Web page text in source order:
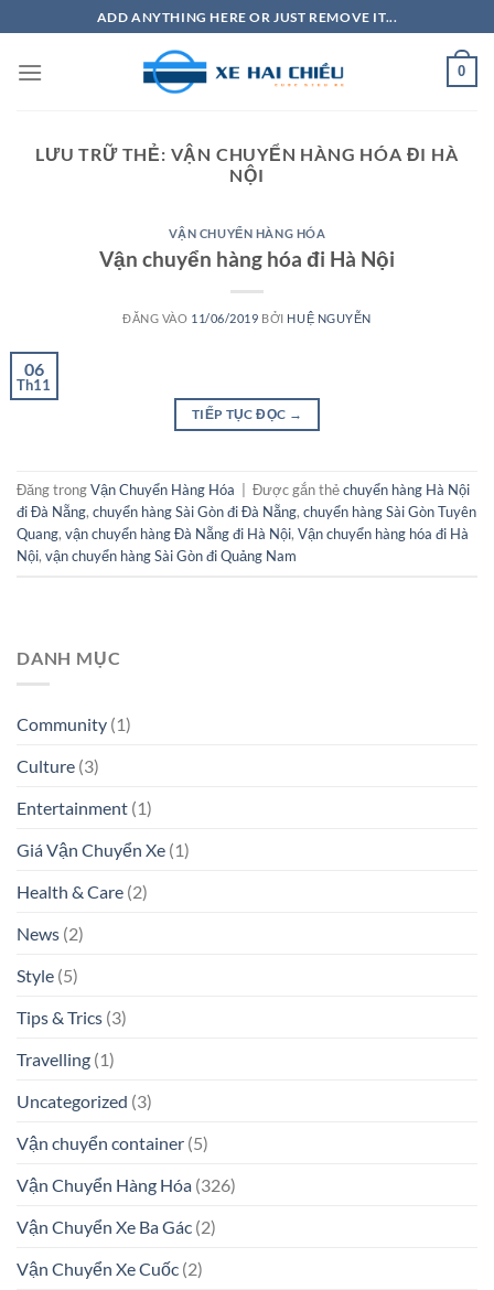
qua
nội
ADD ANYTHING HERE OR JUST REMOVE IT...
0
LƯU TRỮ THẺ: VẬN CHUYỂN HÀNG HÓA ĐI HÀ
NỘI
VẬN CHUYỂN HÀNG HÓA
Vận chuyển hàng hóa đi Hà Nội
ĐĂNG VÀO 11/06/2019 BỞI HUỆ NGUYỄN
06
Th11
TIẾP TỤC ĐỌC →
Đăng trongVận Chuyển Hàng Hóa Được gắn thẻchuyển hàng Hà Nội
đi Đà Nẵng, chuyển hàng Sài Gòn đi Đà Nẵng, chuyển hàng Sài Gòn Tuyên
Quang, vận chuyển hàng Đà Nẵng đi Hà Nội, Vận chuyển hàng hóa đi Hà
Nội, vận chuyển hàng Sài Gòn đi Quảng Nam
DANH MỤC
Community (1)
Culture (3)
Entertainment (1)
Giá Vận Chuyển Xe (1)
Health & Care (2)
News (2)
Style (5)
Tips & Trics (3)
Travelling (1)
Uncategorized (3)
Vận chuyển container (5)
Vận Chuyển Hàng Hóa (326)
Vận Chuyển Xe Ba Gác (2)
Vận Chuyển Xe Cuốc (2)